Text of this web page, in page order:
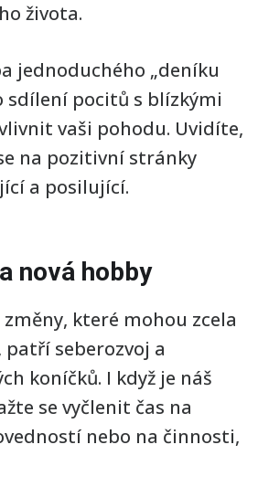
života.
jednoduchého „deníku
sdílení pocitů s blízkými
vaši pohodu. Uvidíte,
na pozitivní stránky
a posilující.
nová hobby
které mohou zcela
seberozvoj a
koníčků. I když je náš
se vyčlenit čas na
nebo na činnosti,